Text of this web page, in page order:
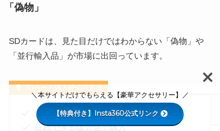
「偽物」
SDカードは、見た目だけではわからない「偽物」や
「並行輸入品」が市場に出回っています。
SDカード購入時の注意点
偽造品・並行輸入品に注意
信頼できる販売店で購入
＼本サイトだけでもらえる【豪華アクセサリー】／
【特典付き】Insta360公式リンク